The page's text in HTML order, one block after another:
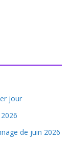
jour
de juin 2026